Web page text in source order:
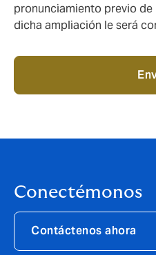
pronunciamiento previo de
dicha ampliación le será
Conectémonos
Contáctenos ahora